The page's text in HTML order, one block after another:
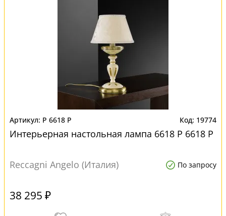
P 6618 P 19774
Интерьерная настольная лампа 6618 P 6618 P
Reccagni Angelo (Италия) По запросу
38 295 ₽